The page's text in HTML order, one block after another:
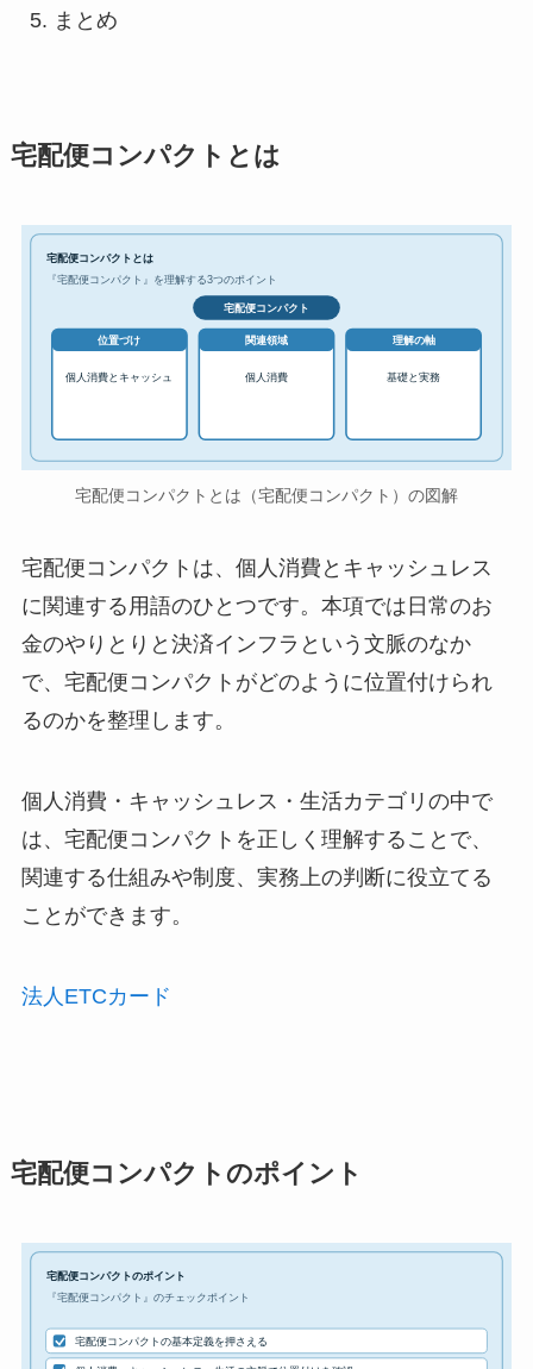
まとめ
宅配便コンパクトとは
宅配便コンパクトとは
『宅配便コンパクト』を理解する3つのポイント
宅配便コンパクト
位置づけ
個人消費とキャッシュ
関連領域
個人消費
理解の軸
基礎と実務
宅配便コンパクトとは（宅配便コンパクト）の図解
宅配便コンパクトは、個人消費とキャッシュレス
に関連する用語のひとつです。本項では日常のお
金のやりとりと決済インフラという文脈のなか
で、宅配便コンパクトがどのように位置付けられ
るのかを整理します。
個人消費・キャッシュレス・生活カテゴリの中で
は、宅配便コンパクトを正しく理解することで、
関連する仕組みや制度、実務上の判断に役立てる
ことができます。
法人ETCカード
宅配便コンパクトのポイント
宅配便コンパクトのポイント
『宅配便コンパクト』のチェックポイント
宅配便コンパクトの基本定義を押さえる